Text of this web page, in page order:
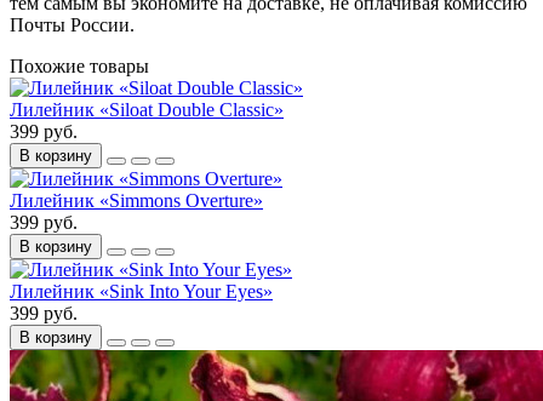
Почты России.
Похожие товары
Лилейник «Siloat Double Classic»
399 руб.
В корзину
Лилейник «Simmons Overture»
399 руб.
В корзину
Лилейник «Sink Into Your Eyes»
399 руб.
В корзину